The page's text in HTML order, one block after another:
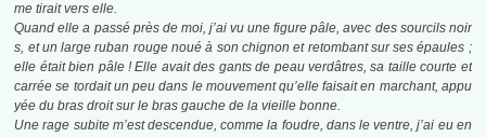
me tirait vers elle.
Quand elle a passé près de moi, j’ai vu une figure pâle, avec des sourcils noir
s, et un large ruban rouge noué à son chignon et retombant sur ses épaules ;
elle était bien pâle ! Elle avait des gants de peau verdâtres, sa taille courte et
carrée se tordait un peu dans le mouvement qu’elle faisait en marchant, appu
yée du bras droit sur le bras gauche de la vieille bonne.
Une rage subite m’est descendue, comme la foudre, dans le ventre, j’ai eu en